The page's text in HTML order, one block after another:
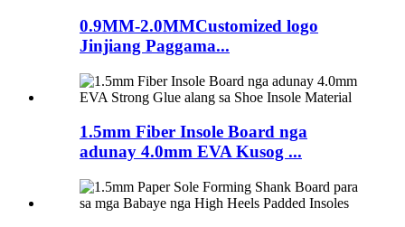
0.9MM-2.0MMCustomized logo
Jinjiang Paggama...
1.5mm Fiber Insole Board nga
adunay 4.0mm EVA Kusog ...